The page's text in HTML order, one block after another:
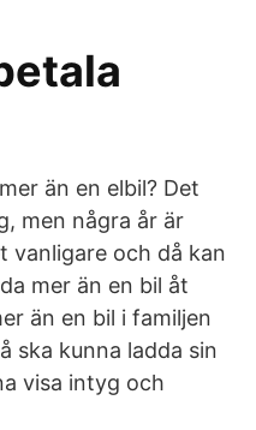
än en elbil? Det
men några år är
vanligare och då kan
mer än en bil åt
än en bil i familjen
ska kunna ladda sin
visa intyg och